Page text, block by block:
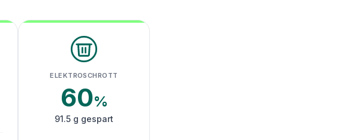
ELEKTROSCHROTT
60%
91.5 g gespart